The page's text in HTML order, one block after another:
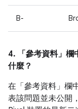
B-
4. 「參考資料」 欄
什麼？
在「參考資料」 欄
表該問題並未公開